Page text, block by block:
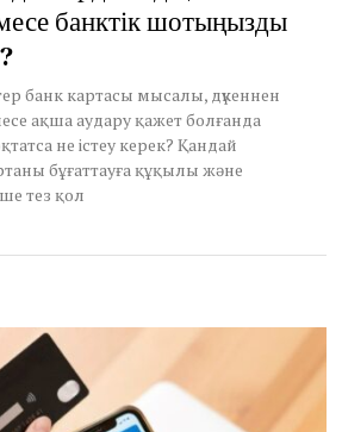
банктік шотыңызды
банк картасы мысалы, дүкеннен
ақша аудару қажет болғанда
не істеу керек? Қандай
бұғаттауға құқылы және
тез қол